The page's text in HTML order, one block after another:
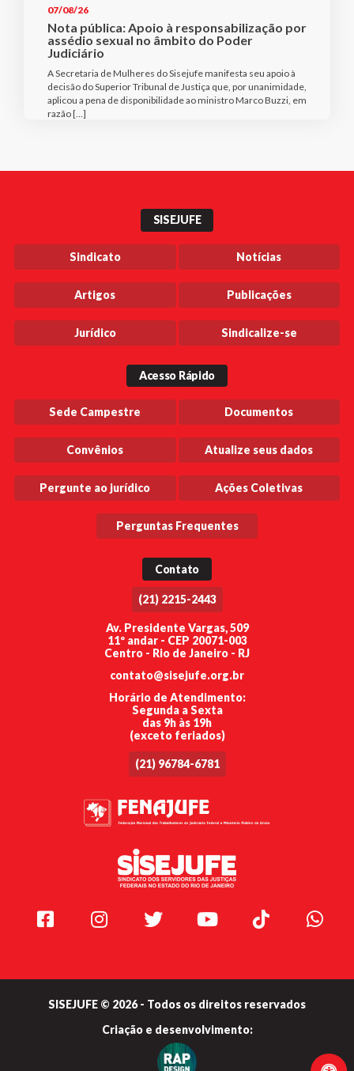
07/08/26
Nota pública: Apoio à responsabilização por
assédio sexual no âmbito do Poder
Judiciário
A Secretaria de Mulheres do Sisejufe manifesta seu apoio à
decisão do Superior Tribunal de Justiça que, por unanimidade,
aplicou a pena de disponibilidade ao ministro Marco Buzzi, em
razão […]
SISEJUFE
Sindicato Notícias
Artigos Publicações
Jurídico Sindicalize-se
Acesso Rápido
Sede Campestre Documentos
Convênios Atualize seus dados
Pergunte ao jurídico Ações Coletivas
Perguntas Frequentes
Contato
(21) 2215-2443
Av. Presidente Vargas, 509
11º andar - CEP 20071-003
Centro - Rio de Janeiro - RJ
contato@sisejufe.org.br
Horário de Atendimento:
Segunda a Sexta
das 9h às 19h
(exceto feriados)
(21) 96784-6781
Facebook Instagram Twitter Youtube TikTok
SISEJUFE © 2026 - Todos os direitos reservados
Criação e desenvolvimento: